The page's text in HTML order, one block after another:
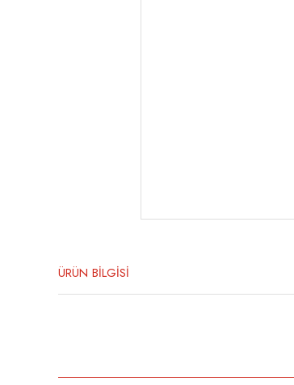
ÜRÜN BİLGİSİ